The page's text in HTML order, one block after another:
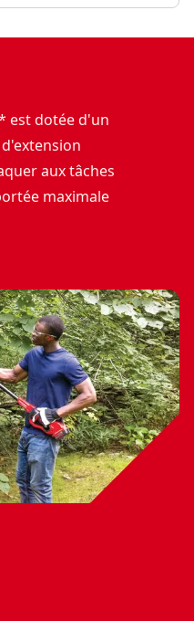
est dotée d'un
aux tâches
maximale